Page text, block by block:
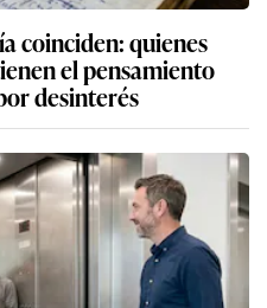
coinciden: quienes
el pensamiento
desinterés